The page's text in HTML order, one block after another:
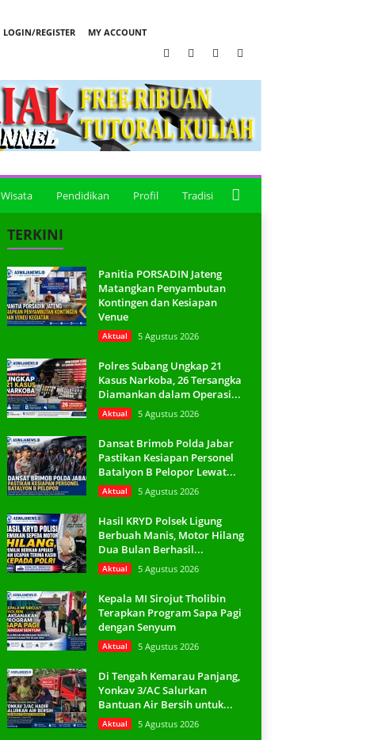
LOGIN/REGISTER MY ACCOUNT
Wisata Pendidikan Profil Tradisi
TERKINI
Panitia PORSADIN Jateng
Matangkan Penyambutan
Kontingen dan Kesiapan
Venue
Aktual 5 Agustus 2026
Polres Subang Ungkap 21
Kasus Narkoba, 26 Tersangka
Diamankan dalam Operasi...
Aktual 5 Agustus 2026
Dansat Brimob Polda Jabar
Pastikan Kesiapan Personel
Batalyon B Pelopor Lewat...
Aktual 5 Agustus 2026
Hasil KRYD Polsek Ligung
Berbuah Manis, Motor Hilang
Dua Bulan Berhasil...
Aktual 5 Agustus 2026
Kepala MI Sirojut Tholibin
Terapkan Program Sapa Pagi
dengan Senyum
Aktual 5 Agustus 2026
Di Tengah Kemarau Panjang,
Yonkav 3/AC Salurkan
Bantuan Air Bersih untuk...
Aktual 5 Agustus 2026